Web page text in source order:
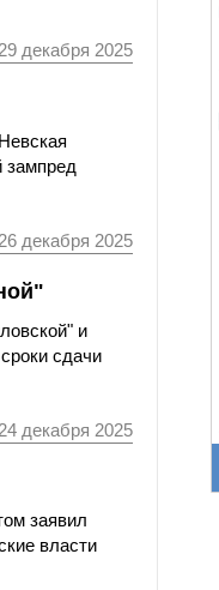
декабря 2025
зампред
декабря 2025
и
сдачи
декабря 2025
заявил
власти